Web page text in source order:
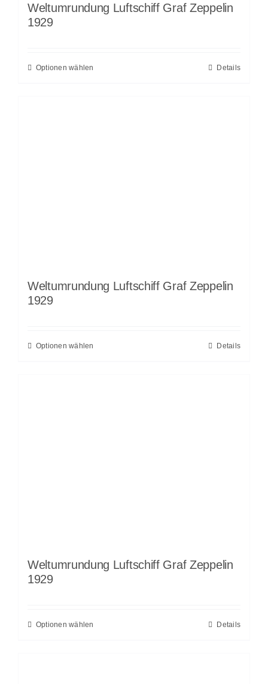
Weltumrundung Luftschiff Graf Zeppelin
1929
Optionen wählen Details
Weltumrundung Luftschiff Graf Zeppelin
1929
Optionen wählen Details
Weltumrundung Luftschiff Graf Zeppelin
1929
Optionen wählen Details